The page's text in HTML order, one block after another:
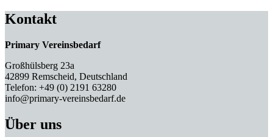
Kontakt
Primary Vereinsbedarf
Großhülsberg 23a
42899 Remscheid, Deutschland
Telefon: +49 (0) 2191 63280
info@primary-vereinsbedarf.de
Über uns